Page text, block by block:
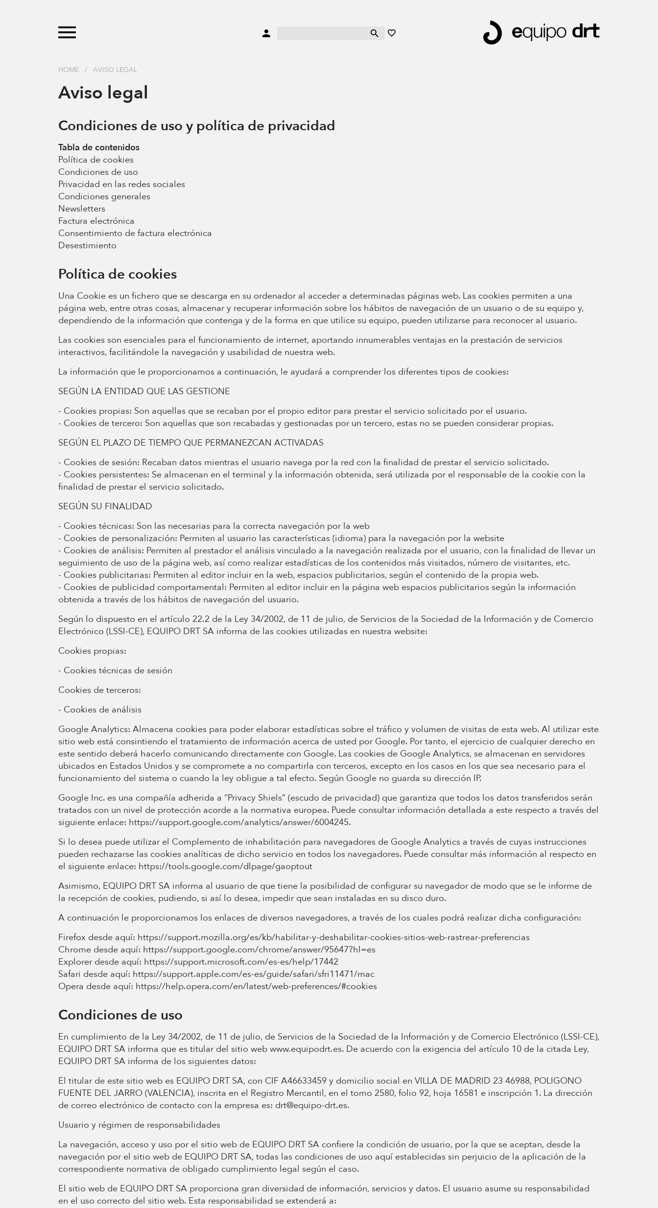
HOME / AVISO LEGAL
Aviso legal
Condiciones de uso y política de privacidad
Tabla de contenidos
Política de cookies
Condiciones de uso
Privacidad en las redes sociales
Condiciones generales
Newsletters
Factura electrónica
Consentimiento de factura electrónica
Desestimiento
Política de cookies
Una Cookie es un fichero que se descarga en su ordenador al acceder a determinadas páginas web. Las cookies permiten a una
página web, entre otras cosas, almacenar y recuperar información sobre los hábitos de navegación de un usuario o de su equipo y,
dependiendo de la información que contenga y de la forma en que utilice su equipo, pueden utilizarse para reconocer al usuario.
Las cookies son esenciales para el funcionamiento de internet, aportando innumerables ventajas en la prestación de servicios
interactivos, facilitándole la navegación y usabilidad de nuestra web.
La información que le proporcionamos a continuación, le ayudará a comprender los diferentes tipos de cookies:
SEGÚN LA ENTIDAD QUE LAS GESTIONE
- Cookies propias: Son aquellas que se recaban por el propio editor para prestar el servicio solicitado por el usuario.
- Cookies de tercero: Son aquellas que son recabadas y gestionadas por un tercero, estas no se pueden considerar propias.
SEGÚN EL PLAZO DE TIEMPO QUE PERMANEZCAN ACTIVADAS
- Cookies de sesión: Recaban datos mientras el usuario navega por la red con la finalidad de prestar el servicio solicitado.
- Cookies persistentes: Se almacenan en el terminal y la información obtenida, será utilizada por el responsable de la cookie con la
finalidad de prestar el servicio solicitado.
SEGÚN SU FINALIDAD
- Cookies técnicas: Son las necesarias para la correcta navegación por la web
- Cookies de personalización: Permiten al usuario las características (idioma) para la navegación por la website
- Cookies de análisis: Permiten al prestador el análisis vinculado a la navegación realizada por el usuario, con la finalidad de llevar un
seguimiento de uso de la página web, así como realizar estadísticas de los contenidos más visitados, número de visitantes, etc.
- Cookies publicitarias: Permiten al editor incluir en la web, espacios publicitarios, según el contenido de la propia web.
- Cookies de publicidad comportamental: Permiten al editor incluir en la página web espacios publicitarios según la información
obtenida a través de los hábitos de navegación del usuario.
Según lo dispuesto en el artículo 22.2 de la Ley 34/2002, de 11 de julio, de Servicios de la Sociedad de la Información y de Comercio
Electrónico (LSSI-CE), EQUIPO DRT SA informa de las cookies utilizadas en nuestra website:
Cookies propias:
- Cookies técnicas de sesión
Cookies de terceros:
- Cookies de análisis
Google Analytics: Almacena cookies para poder elaborar estadísticas sobre el tráfico y volumen de visitas de esta web. Al utilizar este
sitio web está consintiendo el tratamiento de información acerca de usted por Google. Por tanto, el ejercicio de cualquier derecho en
este sentido deberá hacerlo comunicando directamente con Google. Las cookies de Google Analytics, se almacenan en servidores
ubicados en Estados Unidos y se compromete a no compartirla con terceros, excepto en los casos en los que sea necesario para el
funcionamiento del sistema o cuando la ley obligue a tal efecto. Según Google no guarda su dirección IP.
Google Inc. es una compañía adherida a “Privacy Shiels” (escudo de privacidad) que garantiza que todos los datos transferidos serán
tratados con un nivel de protección acorde a la normativa europea. Puede consultar información detallada a este respecto a través del
siguiente enlace: https://support.google.com/analytics/answer/6004245.
Si lo desea puede utilizar el Complemento de inhabilitación para navegadores de Google Analytics a través de cuyas instrucciones
pueden rechazarse las cookies analíticas de dicho servicio en todos los navegadores. Puede consultar más información al respecto en
el siguiente enlace: https://tools.google.com/dlpage/gaoptout
Asimismo, EQUIPO DRT SA informa al usuario de que tiene la posibilidad de configurar su navegador de modo que se le informe de
la recepción de cookies, pudiendo, si así lo desea, impedir que sean instaladas en su disco duro.
A continuación le proporcionamos los enlaces de diversos navegadores, a través de los cuales podrá realizar dicha configuración:
Firefox desde aquí: https://support.mozilla.org/es/kb/habilitar-y-deshabilitar-cookies-sitios-web-rastrear-preferencias
Chrome desde aquí: https://support.google.com/chrome/answer/95647?hl=es
Explorer desde aquí: https://support.microsoft.com/es-es/help/17442
Safari desde aquí: https://support.apple.com/es-es/guide/safari/sfri11471/mac
Opera desde aquí: https://help.opera.com/en/latest/web-preferences/#cookies
Condiciones de uso
En cumplimiento de la Ley 34/2002, de 11 de julio, de Servicios de la Sociedad de la Información y de Comercio Electrónico (LSSI-CE),
EQUIPO DRT SA informa que es titular del sitio web www.equipodrt.es. De acuerdo con la exigencia del artículo 10 de la citada Ley,
EQUIPO DRT SA informa de los siguientes datos:
El titular de este sitio web es EQUIPO DRT SA, con CIF A46633459 y domicilio social en VILLA DE MADRID 23 46988, POLIGONO
FUENTE DEL JARRO (VALENCIA), inscrita en el Registro Mercantil, en el tomo 2580, folio 92, hoja 16581 e inscripción 1. La dirección
de correo electrónico de contacto con la empresa es: drt@equipo-drt.es.
Usuario y régimen de responsabilidades
La navegación, acceso y uso por el sitio web de EQUIPO DRT SA confiere la condición de usuario, por la que se aceptan, desde la
navegación por el sitio web de EQUIPO DRT SA, todas las condiciones de uso aquí establecidas sin perjuicio de la aplicación de la
correspondiente normativa de obligado cumplimiento legal según el caso.
El sitio web de EQUIPO DRT SA proporciona gran diversidad de información, servicios y datos. El usuario asume su responsabilidad
en el uso correcto del sitio web. Esta responsabilidad se extenderá a: